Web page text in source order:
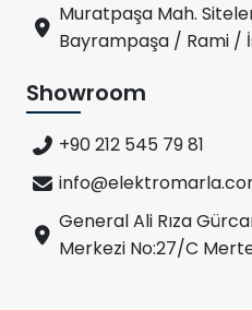
Muratpaşa Mah.
Bayrampaşa / Rami /
Showroom
+90 212 545 79 81
General Ali Rıza
Merkezi No:27/C